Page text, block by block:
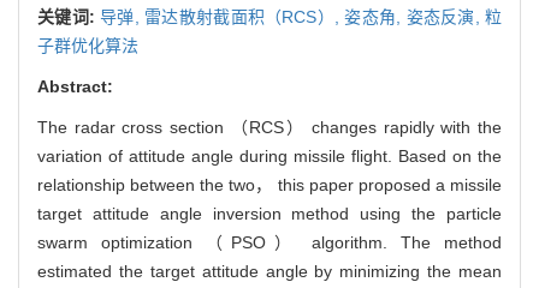
关键词:导弹, 雷达散射截面积（RCS）,姿态角, 姿态反演,粒
子群优化算法
Abstract:
The radar cross section （RCS） changes rapidly with the
variation of attitude angle during missile flight. Based on the
relationship between the two， this paper proposed a missile
target attitude angle inversion method using the particle
swarm optimization （PSO） algorithm. The method
estimated the target attitude angle by minimizing the mean